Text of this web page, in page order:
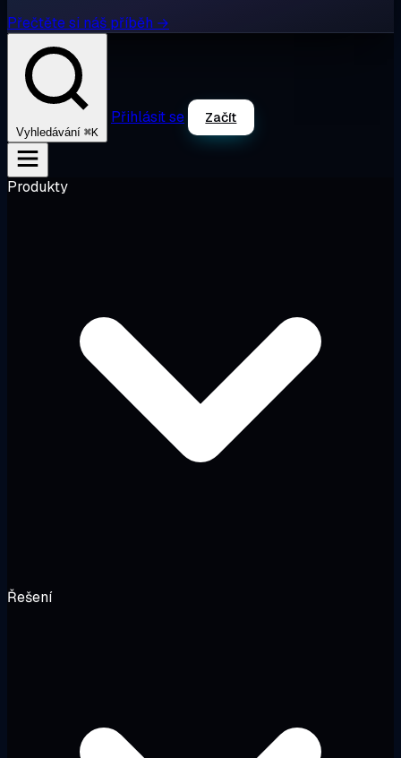
Přečtěte si náš příběh →
Vyhledávání ⌘K
Přihlásit se Začít
Produkty
Řešení